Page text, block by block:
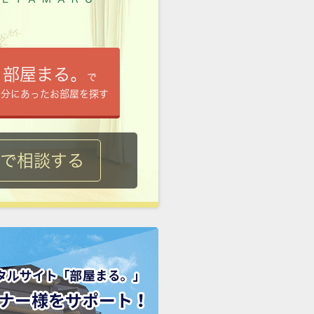
部屋まる。
で
にあったお部屋を探す
相談する